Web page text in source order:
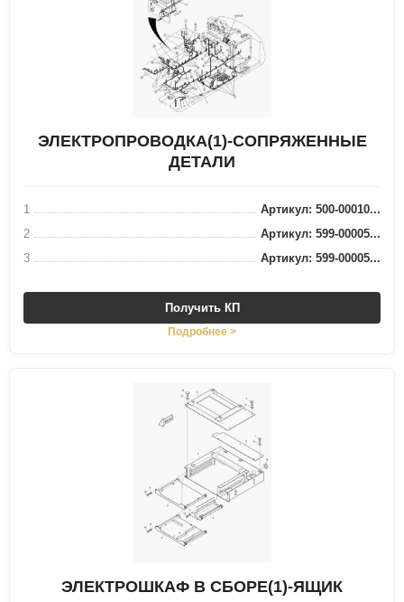
ЭЛЕКТРОПРОВОДКА(1)-СОПРЯЖЕННЫЕ
ДЕТАЛИ
1
Артикул: 500-00010...
2
Артикул: 599-00005...
3
Артикул: 599-00005...
Получить КП
Подробнее >
ЭЛЕКТРОШКАФ В СБОРЕ(1)-ЯЩИК